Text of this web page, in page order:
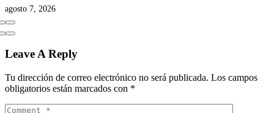
agosto 7, 2026
Leave A Reply
Tu dirección de correo electrónico no será publicada. Los campos
obligatorios están marcados con *